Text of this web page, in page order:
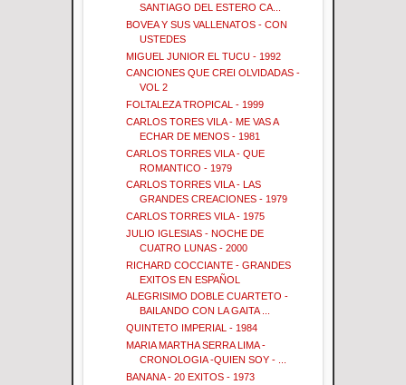
SANTIAGO DEL ESTERO CA...
BOVEA Y SUS VALLENATOS - CON
USTEDES
MIGUEL JUNIOR EL TUCU - 1992
CANCIONES QUE CREI OLVIDADAS -
VOL 2
FOLTALEZA TROPICAL - 1999
CARLOS TORES VILA - ME VAS A
ECHAR DE MENOS - 1981
CARLOS TORRES VILA - QUE
ROMANTICO - 1979
CARLOS TORRES VILA - LAS
GRANDES CREACIONES - 1979
CARLOS TORRES VILA - 1975
JULIO IGLESIAS - NOCHE DE
CUATRO LUNAS - 2000
RICHARD COCCIANTE - GRANDES
EXITOS EN ESPAÑOL
ALEGRISIMO DOBLE CUARTETO -
BAILANDO CON LA GAITA ...
QUINTETO IMPERIAL - 1984
MARIA MARTHA SERRA LIMA -
CRONOLOGIA -QUIEN SOY - ...
BANANA - 20 EXITOS - 1973